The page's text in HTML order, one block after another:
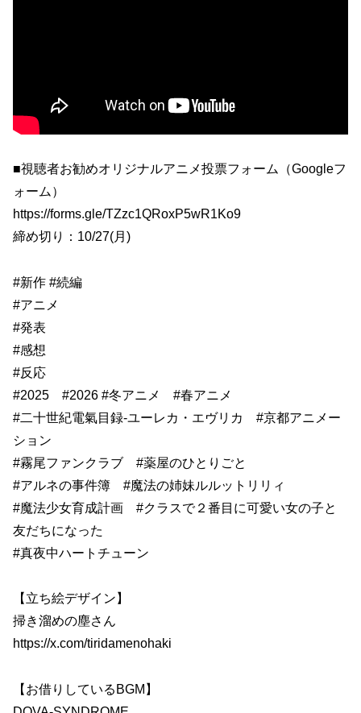
■視聴者お勧めオリジナルアニメ投票フォーム（Googleフ
ォーム）
https://forms.gle/TZzc1QRoxP5wR1Ko9
締め切り：10/27(月)
#新作 #続編
#アニメ
#発表
#感想
#反応
#2025 #2026 #冬アニメ #春アニメ
#二十世紀電氣目録-ユーレカ・エヴリカ #京都アニメー
ション
#霧尾ファンクラブ #薬屋のひとりごと
#アルネの事件簿 #魔法の姉妹ルルットリリィ
#魔法少女育成計画 #クラスで２番目に可愛い女の子と
友だちになった
#真夜中ハートチューン
【立ち絵デザイン】
掃き溜めの塵さん
https://x.com/tiridamenohaki
【お借りしているBGM】